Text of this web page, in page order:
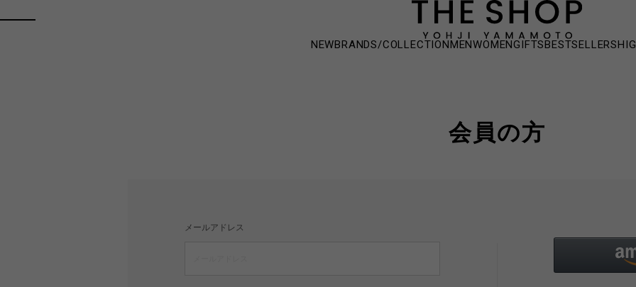
NEWBRANDS/COLLECTIONMENWOMENGIFTSBESTSELLERS
会員の方
メールアドレス